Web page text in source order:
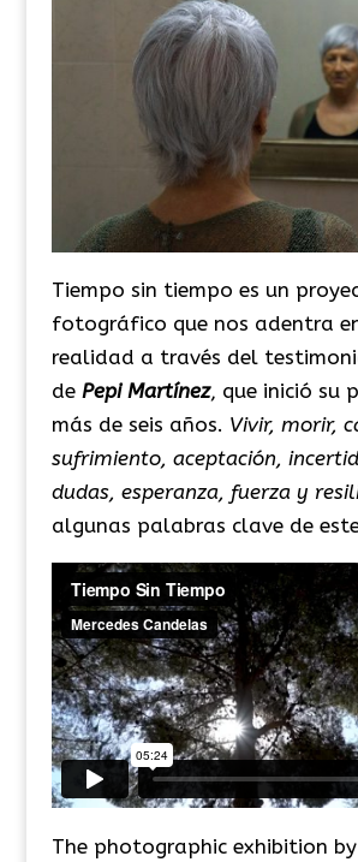
Tiempo sin tiempo es un
fotográfico que nos adentra
realidad a través del
de PepiMartínez, que inició su
más de seis años. Vivir, morir,
sufrimiento, aceptación,
dudas, esperanza, fuerza y
algunas palabras clave de
The photographic exhibition by